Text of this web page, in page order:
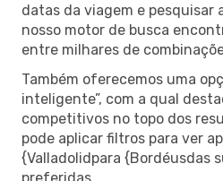
datas da viagem e pesquisar
nosso motor de busca
entre milhares de
Também oferecemos uma
inteligente”, com a qual
competitivos no topo dos
pode aplicar filtros para ver
{Valladolidpara {Bordéusdas